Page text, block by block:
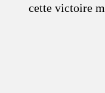
cette victoire